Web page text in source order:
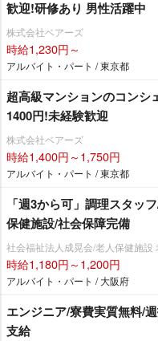
歓迎!研修あり 男性活躍中
株式会社ベアーズ
時給1,230円～
アルバイト・パート / 東京都
超高級マンションのコンシ
1400円!未経験歓迎
株式会社ベアーズ
時給1,400円～1,750円
アルバイト・パート / 東京都
「週3から可」調理スタッ
保健施設/社会保障完備
社会福祉法人成晃会/老人保健施設
時給1,180円～1,200円
アルバイト・パート / 大阪府
エンジニア/寮費実質無料/
支給